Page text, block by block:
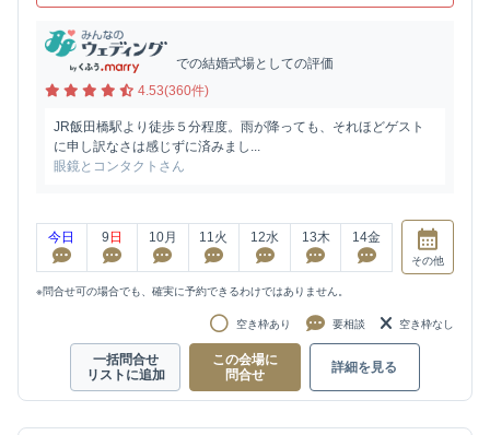
での結婚式場としての評価
4.53(360件)
JR飯田橋駅より徒歩５分程度。雨が降っても、それほどゲスト
に申し訳なさは感じずに済みまし...
眼鏡とコンタクトさん
今日 9 日 10月 11火 12水 13木 14金
その他
※問合せ可の場合でも、確実に予約できるわけではありません。
空き枠あり 要相談 空き枠なし
一括問合せ
リストに追加
この会場に
問合せ
詳細を見る